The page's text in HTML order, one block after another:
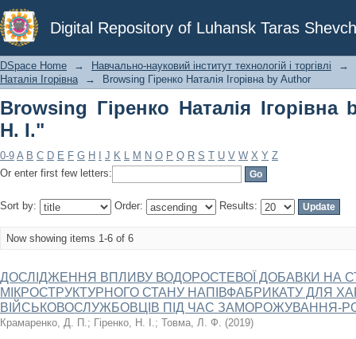
Digital Repository of Luhansk Taras
Browsing Гіренко Наталія Ігорівна
DSpace Home → Навчально-науковий інститут технологій і торгівлі
→
Наталія Ігорівна
→ Browsing Гіренко Наталія Ігорівна by Author
Browsing Гіренко Наталія Ігорівна
Н. І."
0-9 A B C D E F G H J K L M N O P Q R S T U V W X Y Z
Or enter first few letters:
Sort by: Order: Results:
Now showing items 1-6 of 6
ДОСЛІДЖЕННЯ ВПЛИВУ ВОДОРОСТЕВОЇ ДОБАВКИ НА
МІКРОСТРУКТУРНОГО СТАНУ НАПІВФАБРИКАТУ ДЛЯ
ВІЙСЬКОВОСЛУЖБОВЦІВ ПІД ЧАС ЗАМОРОЖУВАННЯ-
Крамаренко, Д. П.; Гіренко, Н. І.; Товма, Л. Ф. (2019)